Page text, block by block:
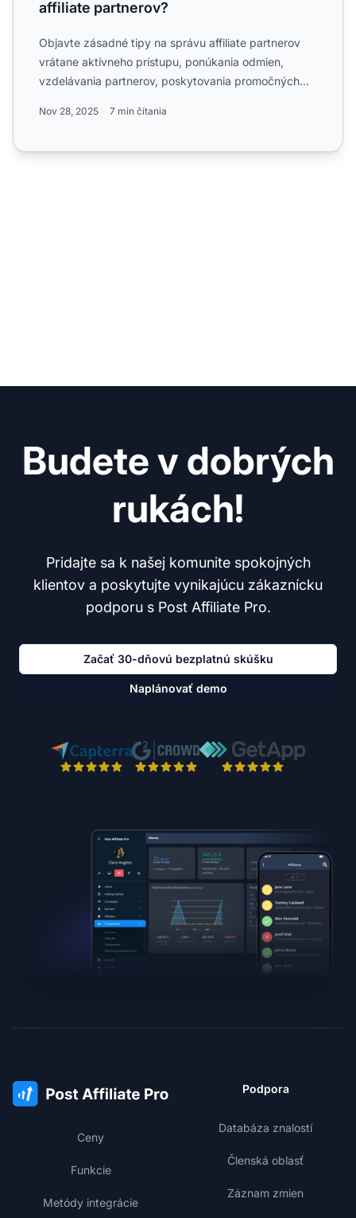
affiliate partnerov?
Objavte zásadné tipy na správu affiliate partnerov
vrátane aktívneho prístupu, ponúkania odmien,
vzdelávania partnerov, poskytovania promočných
Nov 28, 2025 7 min čítania
Budete v dobrých
rukách!
Pridajte sa k našej komunite spokojných
klientov a poskytujte vynikajúcu zákaznícku
podporu s Post Affiliate Pro.
Začať 30-dňovú bezplatnú skúšku
Naplánovať demo
Ceny
Funkcie
Metódy integrácie
Podpora
Databáza znalostí
Členská oblasť
Záznam zmien